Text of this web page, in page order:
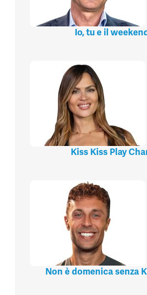
Io, tu e il
Kiss Kiss Play
Non è domenica senza